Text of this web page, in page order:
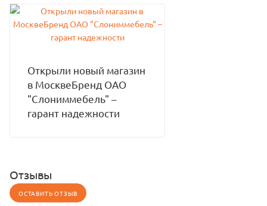
Открыли новый магазин
в МосквеБренд ОАО
"Слониммебель" –
гарант надежности
Отзывы
ОСТАВИТЬ ОТЗЫВ